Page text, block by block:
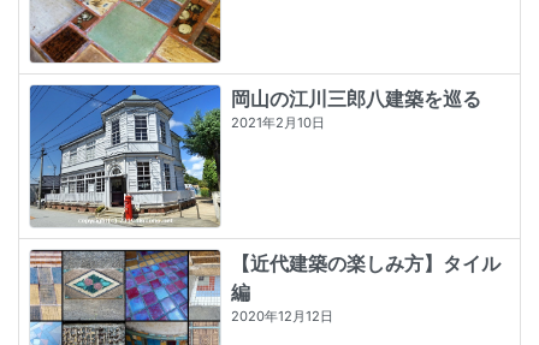
岡山の江川三郎八建築を巡る
2021年2月10日
【近代建築の楽しみ方】タイル
編
2020年12月12日